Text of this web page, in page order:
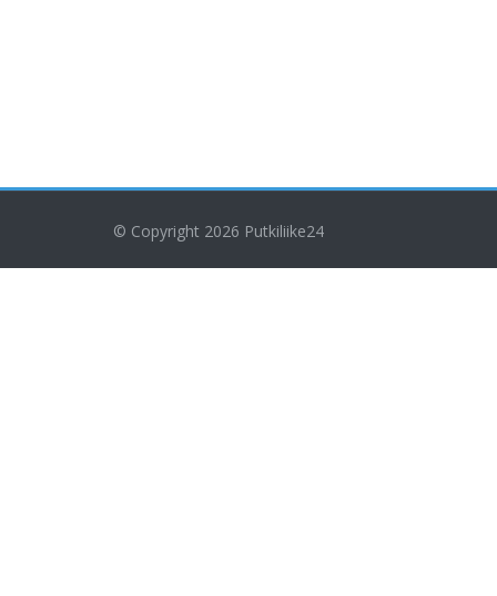
© Copyright 2026 Putkiliike24